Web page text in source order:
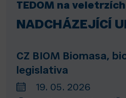
TEDOM na veletrzích
NADCHÁZEJÍCÍ
CZ BIOM Biomasa,
legislativa
19. 05. 2026